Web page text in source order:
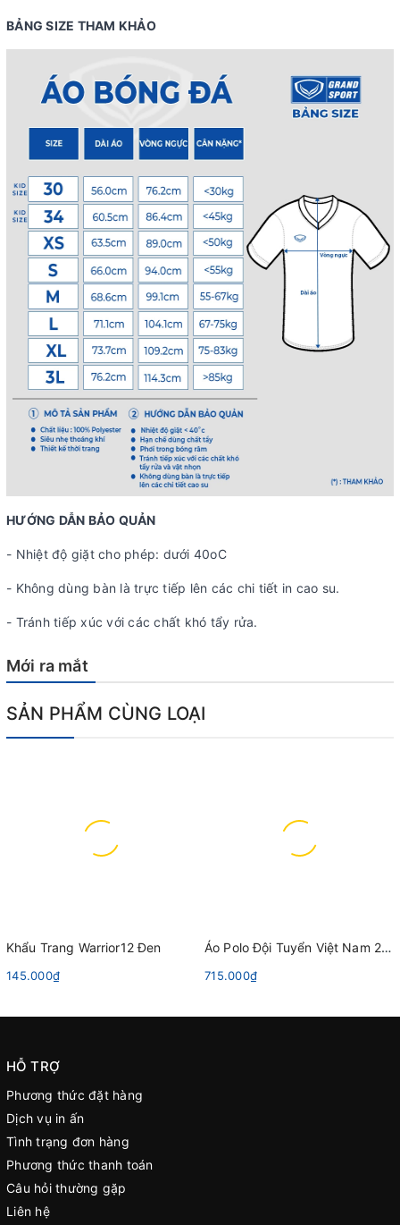
BẢNG SIZE THAM KHẢO
HƯỚNG DẪN BẢO QUẢN
- Nhiệt độ giặt cho phép: dưới 40oC
- Không dùng bàn là trực tiếp lên các chi tiết in cao su.
- Tránh tiếp xúc với các chất khó tẩy rửa.
Mới ra mắt
SẢN PHẨM CÙNG LOẠI
Khẩu Trang Warrior12 Đen
145.000₫
Áo Polo Đội Tuyển Việt Nam 2023 Grand Sport 022053 Xanh Da Trời
715.000₫
HỖ TRỢ
Phương thức đặt hàng
Dịch vụ in ấn
Tình trạng đơn hàng
Phương thức thanh toán
Câu hỏi thường gặp
Liên hệ